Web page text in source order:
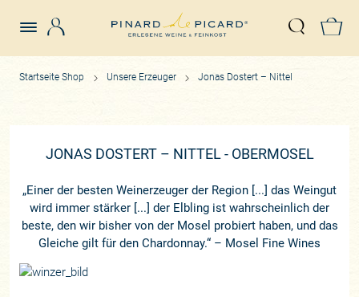
Suche
Startseite Shop Unsere Erzeuger Jonas Dostert – Nittel
JONAS DOSTERT – NITTEL - OBERMOSEL
„Einer der besten Weinerzeuger der Region [...] das Weingut
wird immer stärker [...] der Elbling ist wahrscheinlich der
beste, den wir bisher von der Mosel probiert haben, und das
Gleiche gilt für den Chardonnay.“ – Mosel Fine Wines